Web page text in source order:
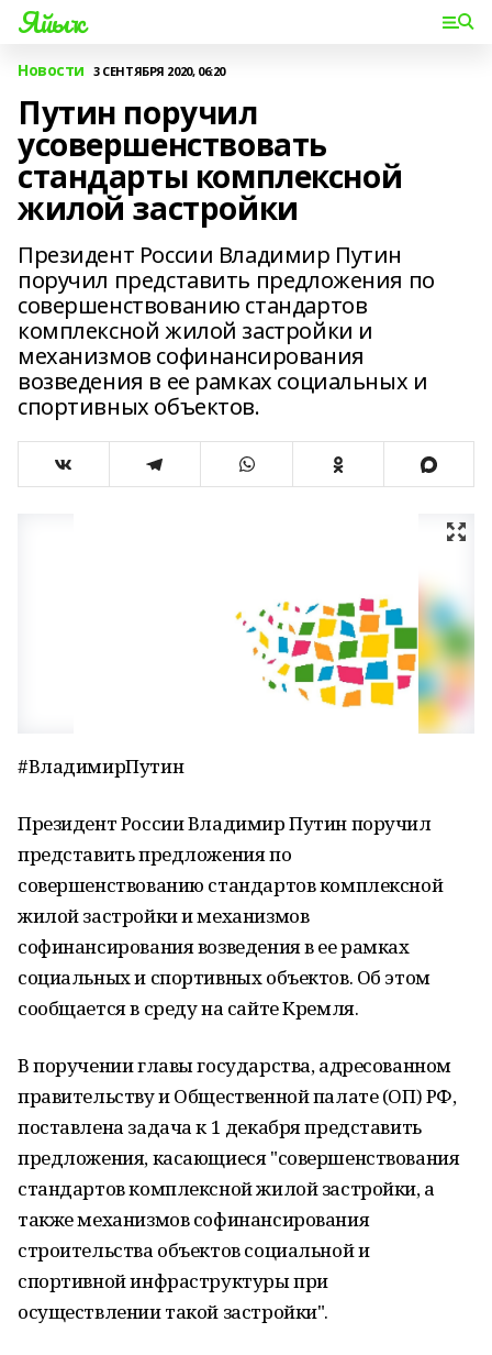
Яйыҡ
Новости 3 СЕНТЯБРЯ 2020, 06:20
Путин поручил
усовершенствовать
стандарты комплексной
жилой застройки
Президент России Владимир Путин
поручил представить предложения по
совершенствованию стандартов
комплексной жилой застройки и
механизмов софинансирования
возведения в ее рамках социальных и
спортивных объектов.
#ВладимирПутин
Президент России Владимир Путин поручил
представить предложения по
совершенствованию стандартов комплексной
жилой застройки и механизмов
софинансирования возведения в ее рамках
социальных и спортивных объектов. Об этом
сообщается в среду на сайте Кремля.
В поручении главы государства, адресованном
правительству и Общественной палате (ОП) РФ,
поставлена задача к 1 декабря представить
предложения, касающиеся "совершенствования
стандартов комплексной жилой застройки, а
также механизмов софинансирования
строительства объектов социальной и
спортивной инфраструктуры при
осуществлении такой застройки".